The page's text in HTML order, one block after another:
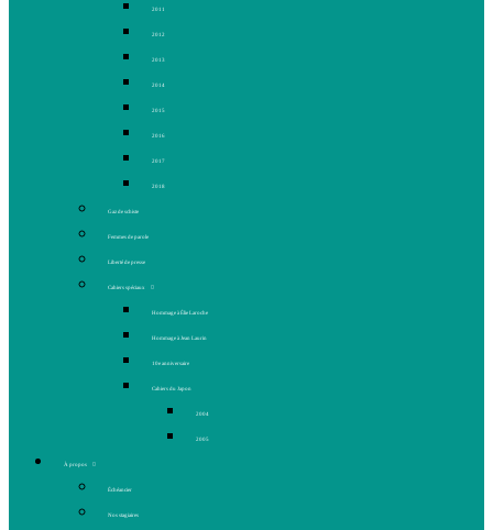
2011
2012
2013
2014
2015
2016
2017
2018
Gaz de schiste
Femmes de parole
Liberté de presse
Cahiers spéciaux
Hommage à Élie Laroche
Hommage à Jean Laurin
10e anniversaire
Cahiers du Japon
2004
2005
À propos
Échéancier
Nos stagiaires